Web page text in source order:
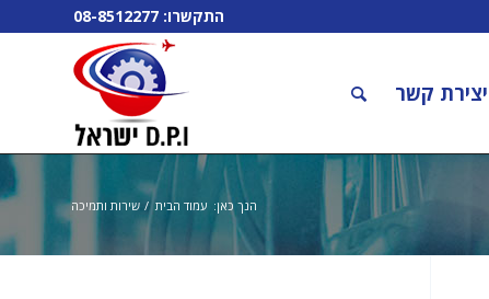
התקשרו: 08-8512277
יצירת קשר
הנך כאן: עמוד הבית / שירות ותמיכה